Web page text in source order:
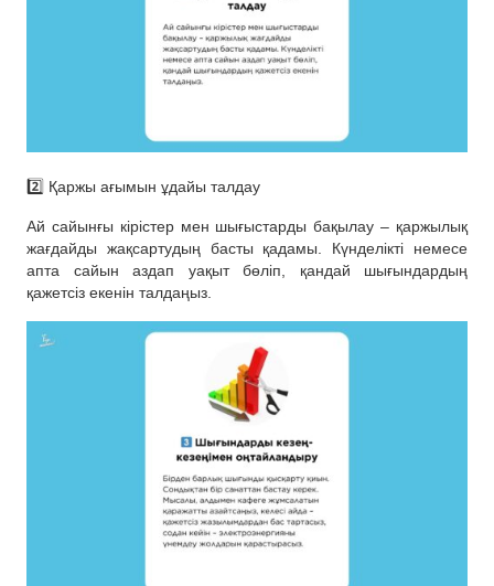
2️⃣ Қаржы ағымын ұдайы талдау
Ай сайынғы кірістер мен шығыстарды бақылау – қаржылық
жағдайды жақсартудың басты қадамы. Күнделікті немесе
апта сайын аздап уақыт бөліп, қандай шығындардың
қажетсіз екенін талдаңыз.